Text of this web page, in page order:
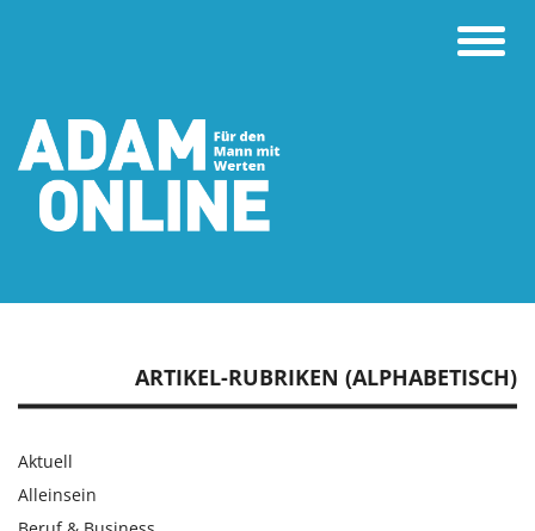
Toggle
ARTIKEL-RUBRIKEN (ALPHABETISCH)
Aktuell
Alleinsein